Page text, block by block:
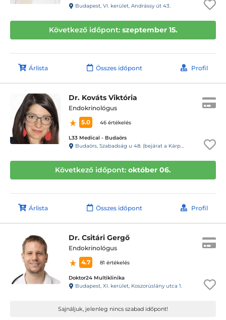
Budapest, VI. kerület, Andrássy út 43.
Következő időpont: szeptember 15.
Árlista Összes időpont Profil
Dr. Kováts Viktória
Endokrinológus
5.0
46 értékelés
L33 Medical - Budaörs
Budaörs, Szabadság u 48. (bejárat a Kárpát u. 1. felől)
Következő időpont: október 06.
Árlista Összes időpont Profil
Dr. Csitári Gergő
Endokrinológus
4.7
81 értékelés
Doktor24 Multiklinika
Budapest, XI. kerület, Koszorúslány utca 1.
Sajnáljuk, jelenleg nincs szabad időpont!